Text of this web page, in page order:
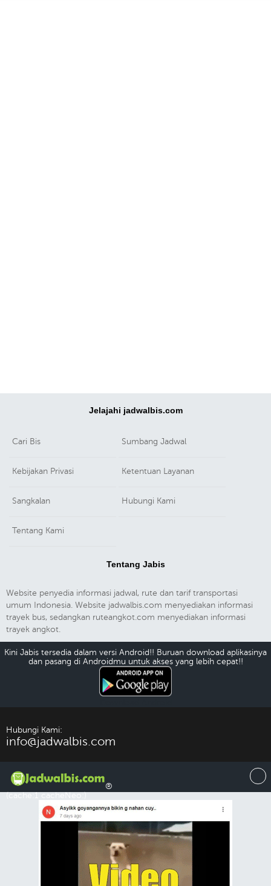
Jelajahi jadwalbis.com
Cari Bis Sumbang Jadwal
Kebijakan Privasi Ketentuan Layanan
Sangkalan Hubungi Kami
Tentang Kami
Tentang Jabis
Website penyedia informasi jadwal, rute dan tarif transportasi
umum Indonesia. Website jadwalbis.com menyediakan informasi
trayek bus, sedangkan ruteangkot.com menyediakan informasi
trayek angkot.
Kini Jabis tersedia dalam versi Android!! Buruan download aplikasinya
dan pasang di Androidmu untuk akses yang lebih cepat!!
Hubungi Kami:
info@jadwalbis.com
®
(cache:1 cacheNeo:)